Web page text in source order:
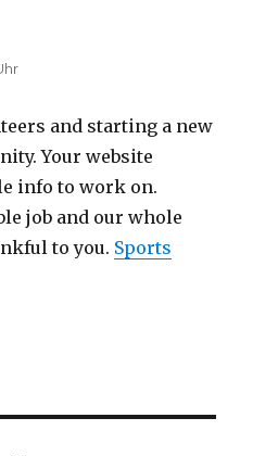
and starting a new
Your website
info to work on.
job and our whole
to you. Sports